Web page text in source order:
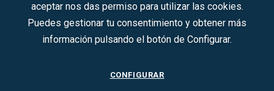
Síguenos en redes sociales:
CONTACTO
aceptar nos das permiso para utilizar las cookies.
Puedes gestionar tu consentimiento y obtener más
información pulsando el botón de Configurar.
CONFIGURAR